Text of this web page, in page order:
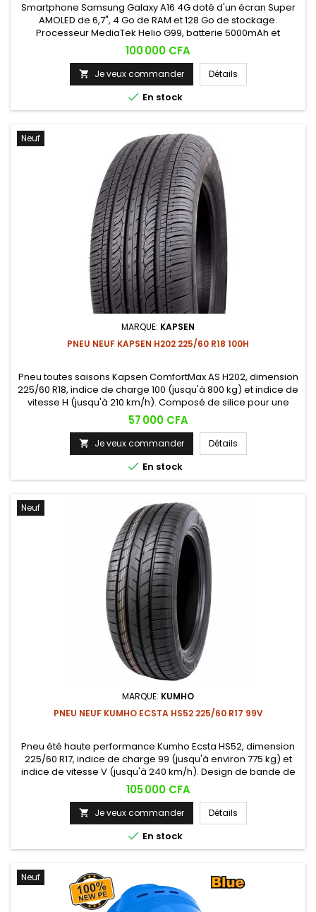
Smartphone Samsung Galaxy A16 4G doté d'un écran Super
AMOLED de 6,7", 4 Go de RAM et 128 Go de stockage.
Processeur MediaTek Helio G99, batterie 5000mAh et
certification IP54 contre les éclaboussures, pour un usage
quotidien fiable et durable.
Prix
100 000 CFA
 Je veux commander Détails
 En stock
Neuf
MARQUE: KAPSEN
PNEU NEUF KAPSEN H202 225/60 R18 100H
Pneu toutes saisons Kapsen ComfortMax AS H202, dimension
225/60 R18, indice de charge 100 (jusqu'à 800 kg) et indice de
vitesse H (jusqu'à 210 km/h). Composé de silice pour une
faible résistance au roulement, il offre confort de conduite,
silence et bonne adhérence sur sol sec comme mouillé.
Prix
57 000 CFA
 Je veux commander Détails
 En stock
Neuf
MARQUE: KUMHO
PNEU NEUF KUMHO ECSTA HS52 225/60 R17 99V
Pneu été haute performance Kumho Ecsta HS52, dimension
225/60 R17, indice de charge 99 (jusqu'à environ 775 kg) et
indice de vitesse V (jusqu'à 240 km/h). Design de bande de
roulement asymétrique offrant un excellent équilibre entre
confort, adhérence et freinage sur sol sec comme mouillé,
récompensé par l'IF Design Award 2022.
Prix
105 000 CFA
 Je veux commander Détails
 En stock
Neuf